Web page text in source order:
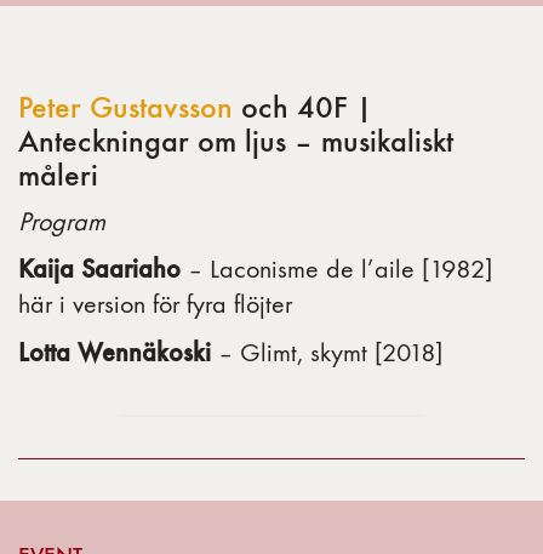
Peter Gustavsson och 40F |
Anteckningar om ljus – musikaliskt
måleri
Program
Kaija Saariaho – Laconisme de l’aile [1982]
här i version för fyra flöjter
Lotta Wennäkoski – Glimt, skymt [2018]